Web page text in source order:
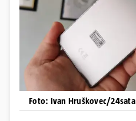
Foto: Ivan Hruškovec/24sata